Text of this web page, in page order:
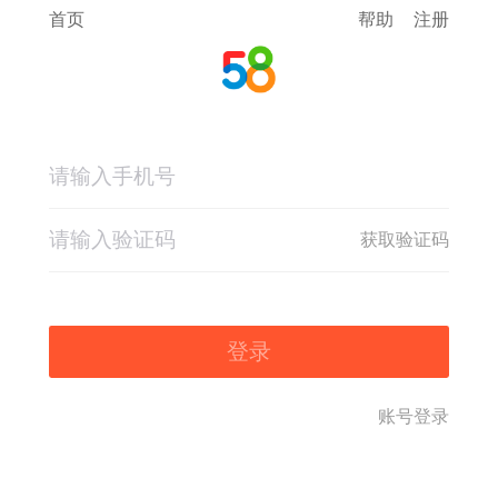
首页 帮助 注册
获取验证码
登录
账号登录